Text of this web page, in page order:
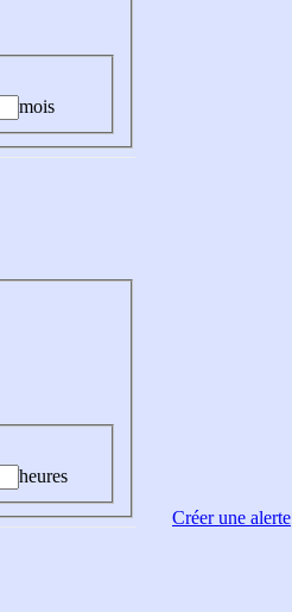
mois
heures
Créer une alerte